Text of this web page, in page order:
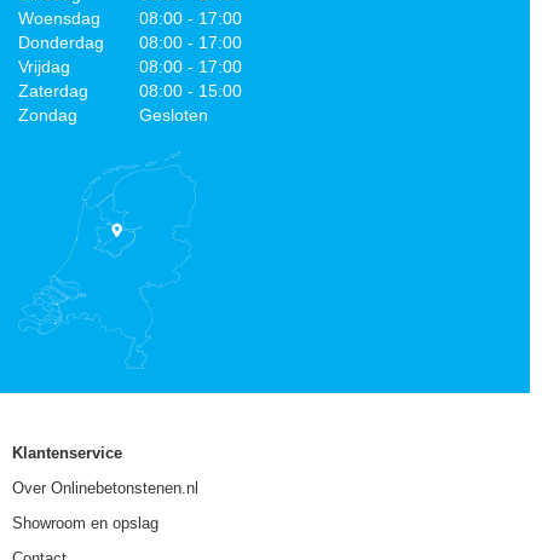
Woensdag
08:00 - 17:00
Donderdag
08:00 - 17:00
Vrijdag
08:00 - 17:00
Zaterdag
08:00 - 15:00
Zondag
Gesloten
Klantenservice
Over Onlinebetonstenen.nl
Showroom en opslag